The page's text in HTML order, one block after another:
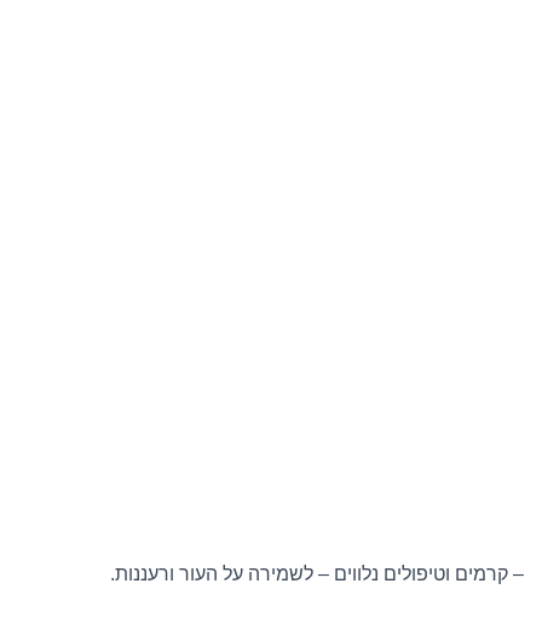
– קרמים וטיפולים נלווים – לשמירה על העור ורעננות.